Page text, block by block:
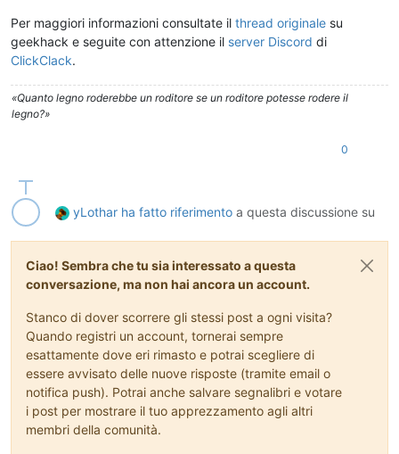
Per maggiori informazioni consultate il thread originale su
geekhack e seguite con attenzione il server Discord di
ClickClack.
«Quanto legno roderebbe un roditore se un roditore potesse rodere il
legno?»
0
yLothar ha fatto riferimento a questa discussione su
Ciao! Sembra che tu sia interessato a questa
conversazione, ma non hai ancora un account.
Stanco di dover scorrere gli stessi post a ogni visita?
Quando registri un account, tornerai sempre
esattamente dove eri rimasto e potrai scegliere di
essere avvisato delle nuove risposte (tramite email o
notifica push). Potrai anche salvare segnalibri e votare
i post per mostrare il tuo apprezzamento agli altri
membri della comunità.